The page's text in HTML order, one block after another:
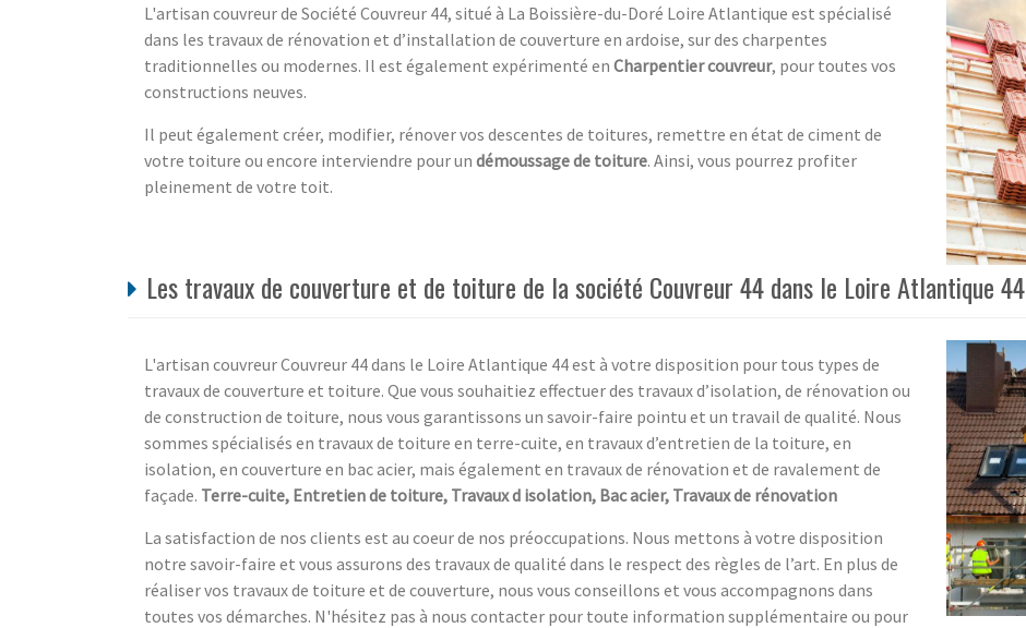
L'artisan couvreur de Société Couvreur 44, situé à La Boissière-du-Doré Loire Atlantique est spécialisé
dans les travaux de rénovation et d’installation de couverture en ardoise, sur des charpentes
traditionnelles ou modernes. Il est également expérimenté en Charpentier couvreur, pour toutes vos
constructions neuves.
Il peut également créer, modifier, rénover vos descentes de toitures, remettre en état de ciment de
votre toiture ou encore interviendre pour un démoussage de toiture. Ainsi, vous pourrez profiter
pleinement de votre toit.
Les travaux de couverture et de toiture de la société Couvreur 44 dans le Loire Atlantique 44
L'artisan couvreur Couvreur 44 dans le Loire Atlantique 44 est à votre disposition pour tous types de
travaux de couverture et toiture. Que vous souhaitiez effectuer des travaux d’isolation, de rénovation ou
de construction de toiture, nous vous garantissons un savoir-faire pointu et un travail de qualité. Nous
sommes spécialisés en travaux de toiture en terre-cuite, en travaux d’entretien de la toiture, en
isolation, en couverture en bac acier, mais également en travaux de rénovation et de ravalement de
façade. Terre-cuite, Entretien de toiture, Travaux d isolation, Bac acier, Travaux de rénovation
La satisfaction de nos clients est au coeur de nos préoccupations. Nous mettons à votre disposition
notre savoir-faire et vous assurons des travaux de qualité dans le respect des règles de l’art. En plus de
réaliser vos travaux de toiture et de couverture, nous vous conseillons et vous accompagnons dans
toutes vos démarches. N'hésitez pas à nous contacter pour toute information supplémentaire ou pour